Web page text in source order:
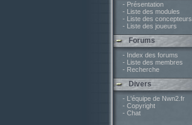
- Présentation
- Liste des modules
- Liste des concepteurs
- Liste des joueurs
Forums
- Index des forums
- Liste des membres
- Recherche
Divers
- L'équipe de Nwn2.fr
- Copyright
- Chat